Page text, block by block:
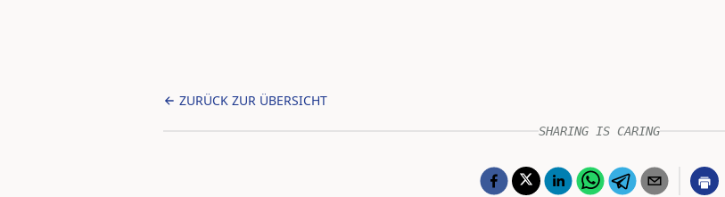
ZURÜCK ZUR ÜBERSICHT
SHARING IS CARING